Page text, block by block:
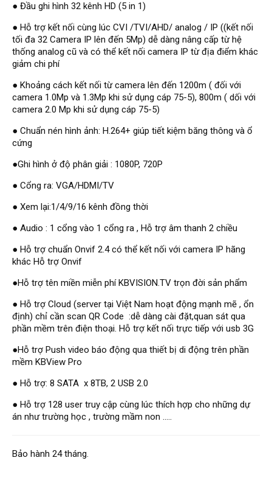
Đầu ghi KBVISION
Thiết bị chống trộm
Thiết bị chống trộm Paradox
Thiết bị Enforcer
access control
Khóa điện tử VIRO
Khóa điện tử KBVISION
Access control Syris
Giải pháp
GIẢI PHÁP CAMERA AN NINH
GIẢI PHÁP GIÁM SÁT RA VÀO
Hỗ trợ kỹ thuật
Tài liệu kỹ thuật
Tin tức
● Đầu ghi hình 32 kênh HD (5 in 1)
● Hỗ trợ kết nối cùng lúc CVI /TVI/AHD/ analog / IP ((kết nối
tối đa 32 Camera IP lên đến 5Mp) dễ dàng nâng cấp từ hệ
thống analog cũ và có thể kết nối camera IP từ địa điểm khác
giảm chi phí
● Khoảng cách kết nối từ camera lên đến 1200m ( đối với
camera 1.0Mp và 1.3Mp khi sử dụng cáp 75-5), 800m ( dối với
camera 2.0 Mp khi sử dụng cáp 75-5)
● Chuẩn nén hình ảnh: H.264+ giúp tiết kiệm băng thông và ổ
cứng
●Ghi hình ở độ phân giải : 1080P, 720P
● Cổng ra: VGA/HDMI/TV
● Xem lại:1/4/9/16 kênh đồng thời
● Audio : 1 cổng vào 1 cổng ra , Hỗ trợ âm thanh 2 chiều
● Hỗ trợ chuẩn Onvif 2.4 có thể kết nối với camera IP hãng
khác Hỗ trợ Onvif
●Hỗ trợ tên miền miễn phí KBVISION.TV trọn đời sản phẩm
● Hỗ trợ Cloud (server tại Việt Nam hoạt động mạnh mẽ , ổn
định) chỉ cần scan QR Code :dễ dàng cài đặt,quan sát qua
phần mềm trên điện thoại. Hỗ trợ kết nối trực tiếp với usb 3G
●Hỗ trợ Push video báo động qua thiết bị di động trên phần
mềm KBView Pro
● Hỗ trợ: 8 SATA x 8TB, 2 USB 2.0
● Hỗ trợ 128 user truy cập cùng lúc thích hợp cho những dự
án như trường học , trường mầm non .....
Bảo hành 24 tháng.